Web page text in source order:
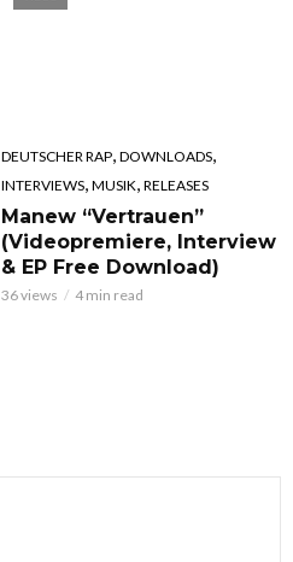
DEUTSCHER RAP, DOWNLOADS,
INTERVIEWS, MUSIK, RELEASES
Manew “Vertrauen”
(Videopremiere, Interview
& EP Free Download)
36 views 4 min read